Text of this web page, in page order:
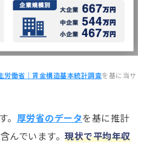
労働省｜賃金構造基本統計調査を基に当サ
厚労省のデータを基に推計
んでいます。 現状で平均年収